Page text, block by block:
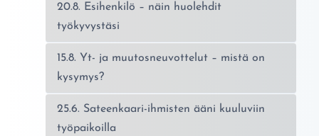
20.8. Esihenkilö – näin huolehdit
työkyvystäsi
15.8. Yt- ja muutosneuvottelut – mistä on
kysymys?
25.6. Sateenkaari-ihmisten ääni kuuluviin
työpaikoilla